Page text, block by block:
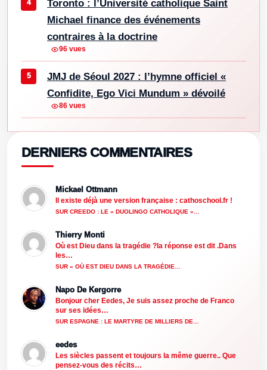
Toronto : l’Université catholique Saint
Michael finance des événements
contraires à la doctrine
96 vues
JMJ de Séoul 2027 : l’hymne officiel «
Confidite, Ego Vici Mundum » dévoilé
86 vues
DERNIERS COMMENTAIRES
Mickael Ottmann
Il existe déjà une version française : cathoschool.fr !
SUR CREEDO : LE « DUOLINGO CATHOLIQUE »…
Thierry Monti
Où est Dieu dans la tragédie ?la réponse est dit .Dans
les…
SUR « OÙ EST DIEU DANS LA TRAGÉDIE…
Napo De Kergorre
Bonjour cher Eedes, Je suis assez proche de Franco
sur ses idées…
SUR ESPAGNE : LE MARTYRE DE MILLIERS DE…
eedes
Les siècles passent et toujours la même guerre.. Que
pensez-vous des récits…